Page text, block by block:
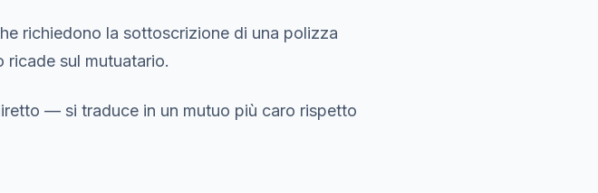
richiedono la sottoscrizione di una polizza
sul mutuatario.
— si traduce in un mutuo più caro rispetto